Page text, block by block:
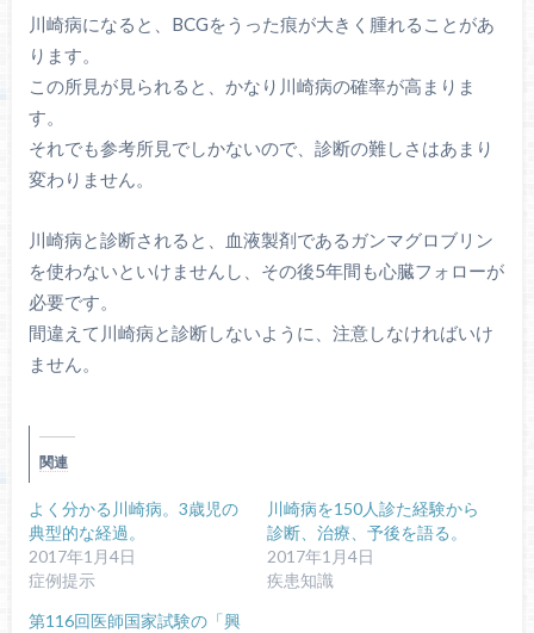
川崎病になると、BCGをうった痕が大きく腫れることがあ
ります。
この所見が見られると、かなり川崎病の確率が高まりま
す。
それでも参考所見でしかないので、診断の難しさはあまり
変わりません。
川崎病と診断されると、血液製剤であるガンマグロブリン
を使わないといけませんし、その後5年間も心臓フォローが
必要です。
間違えて川崎病と診断しないように、注意しなければいけ
ません。
関連
よく分かる川崎病。3歳児の
典型的な経過。
2017年1月4日
症例提示
川崎病を150人診た経験から
診断、治療、予後を語る。
2017年1月4日
疾患知識
第116回医師国家試験の「興